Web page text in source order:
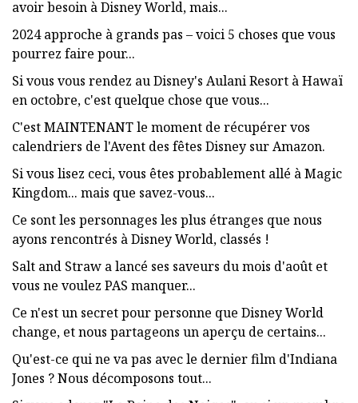
avoir besoin à Disney World, mais...
2024 approche à grands pas – voici 5 choses que vous
pourrez faire pour...
Si vous vous rendez au Disney's Aulani Resort à Hawaï
en octobre, c'est quelque chose que vous...
C'est MAINTENANT le moment de récupérer vos
calendriers de l'Avent des fêtes Disney sur Amazon.
Si vous lisez ceci, vous êtes probablement allé à Magic
Kingdom... mais que savez-vous...
Ce sont les personnages les plus étranges que nous
ayons rencontrés à Disney World, classés !
Salt and Straw a lancé ses saveurs du mois d'août et
vous ne voulez PAS manquer...
Ce n'est un secret pour personne que Disney World
change, et nous partageons un aperçu de certains...
Qu'est-ce qui ne va pas avec le dernier film d'Indiana
Jones ? Nous décomposons tout...